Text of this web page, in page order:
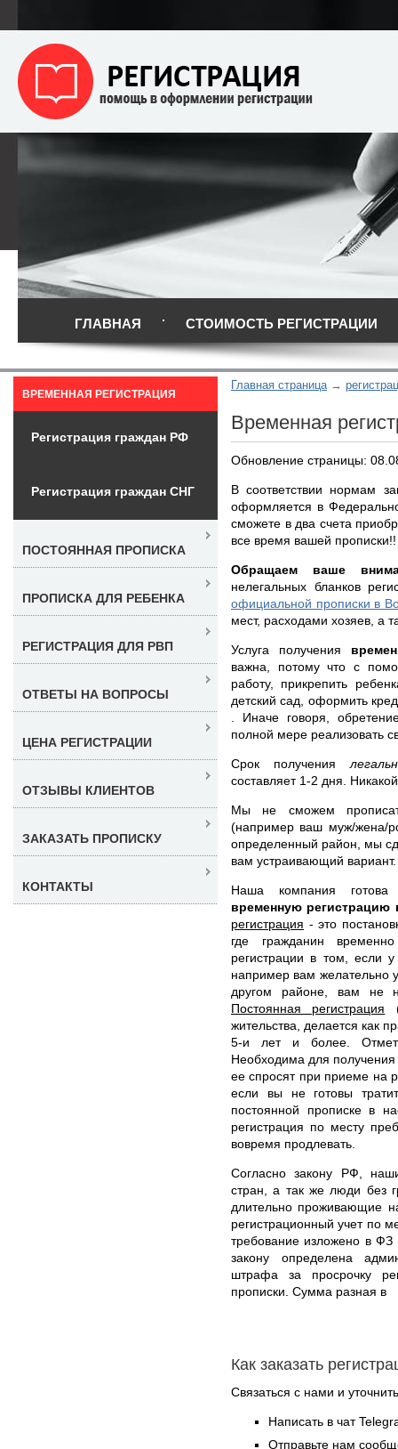
ГЛАВНАЯ СТОИМОСТЬ РЕГИСТРАЦИИ
Главная страница
Временная
Обновление страницы:
В соответствии нормам
оформляется в
сможете в два счета
все время вашей прописки!!
Обращаем ваше
нелегальных бланков
официальной прописки в
мест, расходами хозяев, а
Услуга получения
важна, потому что с
работу, прикрепить
детский сад, оформить
. Иначе говоря,
полной мере реализовать
Срок получения
составляет 1-2 дня.
Мы не сможем
(например ваш муж/жена/
определенный район, мы
вам устраивающий вариант.
Наша компания
временную регистрацию
регистрация - это
где гражданин
регистрации в том, если
например вам желательно
другом районе, вам не
Постоянная регистрация
жительства, делается как
5-и лет и более.
Необходима для получения
ее спросят при приеме на
если вы не готовы
постоянной прописке в
регистрация по месту
вовремя продлевать.
Согласно закону РФ,
стран, а так же люди без
длительно проживающие
регистрационный учет по
требование изложено в
закону определена
штрафа за просрочку
прописки. Сумма разная в
Как заказать
Связаться с нами и
Написать в чат
Отправьте нам
ВРЕМЕННАЯ РЕГИСТРАЦИЯ
Регистрация граждан РФ
Регистрация граждан СНГ
ПОСТОЯННАЯ ПРОПИСКА
ПРОПИСКА ДЛЯ РЕБЕНКА
РЕГИСТРАЦИЯ ДЛЯ РВП
ОТВЕТЫ НА ВОПРОСЫ
ЦЕНА РЕГИСТРАЦИИ
ОТЗЫВЫ КЛИЕНТОВ
ЗАКАЗАТЬ ПРОПИСКУ
КОНТАКТЫ